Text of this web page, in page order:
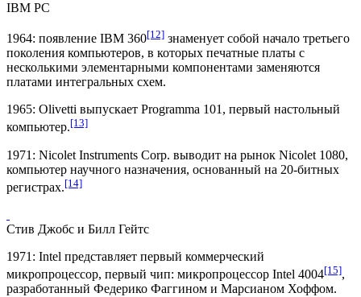
IBM PC
1964: появление IBM 360[12] знаменует собой начало третьего
поколения компьютеров, в которых печатные платы с
несколькими элементарными компонентами заменяются
платами интегральных схем.
1965: Olivetti выпускает Programma 101, первый настольный
компьютер.[13]
1971: Nicolet Instruments Corp. выводит на рынок Nicolet 1080,
компьютер научного назначения, основанный на 20-битных
регистрах.[14]
Стив Джобс и Билл Гейтс
1971: Intel представляет первый коммерческий
микропроцессор, первый чип: микропроцессор Intel 4004[15],
разработанный Федерико Фаггином и Марсианом Хоффом.